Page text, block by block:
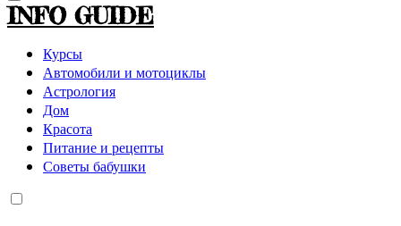
INFO GUIDE
Курсы
Автомобили и мотоциклы
Астрология
Дом
Красота
Питание и рецепты
Советы бабушки